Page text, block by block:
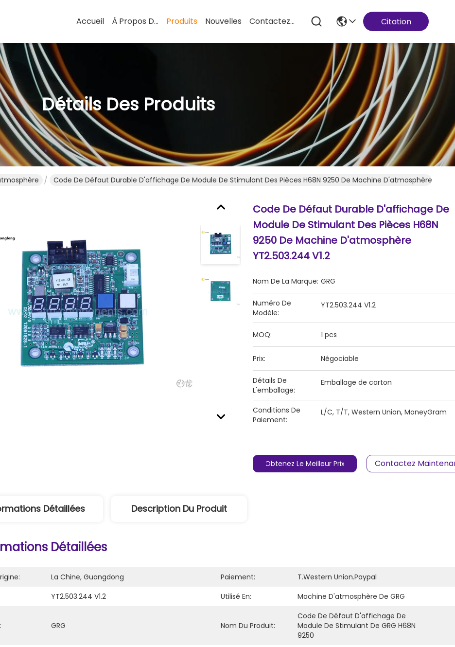
Accueil À Propos De Nous Produits Nouvelles Contactez-Nous Citation
Détails Des Produits
Code De Défaut Durable D'affichage De Module De Stimulant Des Pièces H68N 9250 De Machine D'atmosphère
Code De Défaut Durable D'affichage De
Module De Stimulant Des Pièces H68N
9250 De Machine D'atmosphère
YT2.503.244 V1.2
Nom De La Marque: GRG
Numéro De
Modèle:
YT2.503.244 V1.2
MOQ: 1 pcs
Prix: Négociable
Détails De
L'emballage:
Emballage de carton
Conditions De
Paiement:
L/C, T/T, Western Union, MoneyGram
Obtenez Le Meilleur Prix Contactez
Détaillées Description Du Produit
Détaillées
La Chine, Guangdong Paiement:
T.Western Union.Paypal
YT2.503.244 V1.2 Utilisé En: Machine D'atmosphère De GRG
GRG Nom Du Produit:
Code De Défaut D'affichage De
Module De Stimulant De GRG H68N
9250